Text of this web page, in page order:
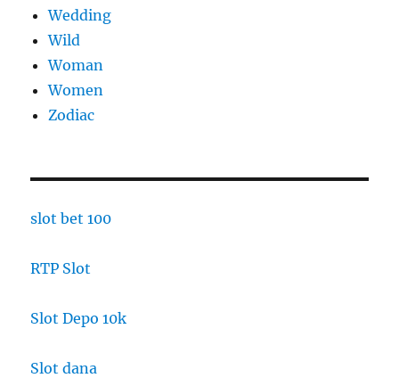
Wedding
Wild
Woman
Women
Zodiac
slot bet 100
RTP Slot
Slot Depo 10k
Slot dana